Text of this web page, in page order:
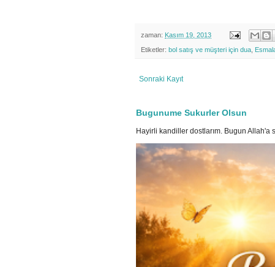
zaman: Kasım 19, 2013
Etiketler: bol satış ve müşteri için dua
Sonraki Kayıt
Bugunume Sukurler Olsun
Hayirli kandiller dostlarım. Bugun Allah'a